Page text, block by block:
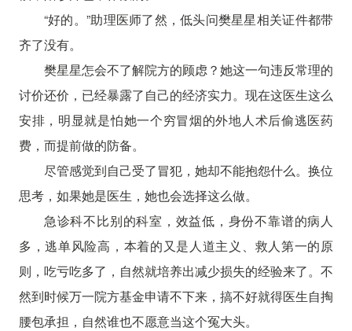
“好的。”助理医师了然，低头问樊星星相关证件都带
齐了没有。
樊星星怎会不了解院方的顾虑？她这一句违反常理的
讨价还价，已经暴露了自己的经济实力。现在这医生这么
安排，明显就是怕她一个穷冒烟的外地人术后偷逃医药
费，而提前做的防备。
尽管感觉到自己受了冒犯，她却不能抱怨什么。换位
思考，如果她是医生，她也会选择这么做。
急诊科不比别的科室，效益低，身份不靠谱的病人
多，逃单风险高，本着的又是人道主义、救人第一的原
则，吃亏吃多了，自然就培养出减少损失的经验来了。不
然到时候万一院方基金申请不下来，搞不好就得医生自掏
腰包承担，自然谁也不愿意当这个冤大头。